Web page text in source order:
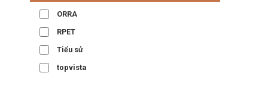
ORRA
RPET
Tiểu sử
topvista